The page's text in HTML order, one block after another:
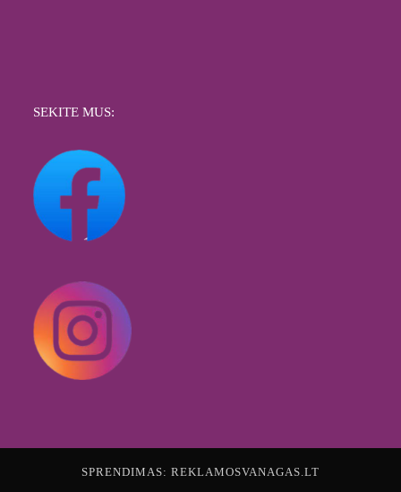
SEKITE MUS:
SPRENDIMAS: REKLAMOSVANAGAS.LT